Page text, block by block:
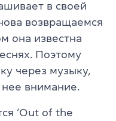
в своей
возвращаемся
она известна
Поэтому
через музыку,
внимание.
‘Out of the